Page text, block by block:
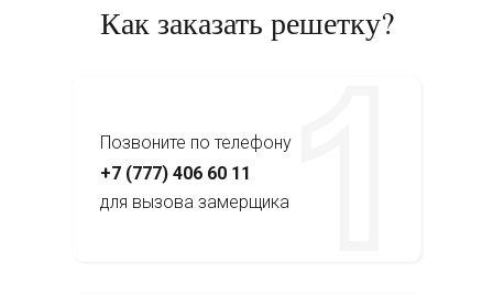
Как заказать решетку?
Позвоните по телефону
+7 (777) 406 60 11
для вызова замерщика